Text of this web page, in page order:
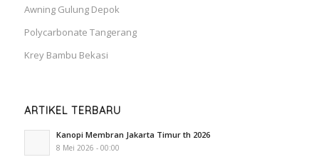
Awning Gulung Depok
Polycarbonate Tangerang
Krey Bambu Bekasi
ARTIKEL TERBARU
Kanopi Membran Jakarta Timur th 2026
8 Mei 2026 - 00:00